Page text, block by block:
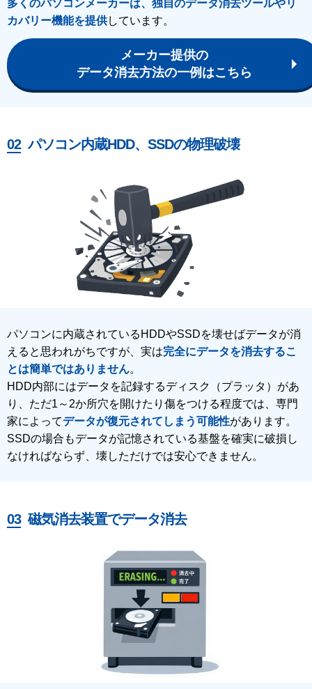
多くのパソコンメーカーは、独自のデータ消去ツールやリ
カバリー機能を提供しています。
メーカー提供の
データ消去方法の一例はこちら
パソコン内蔵HDD、SSDの物理破壊
パソコンに内蔵されているHDDやSSDを壊せばデータが消
えると思われがちですが、実は完全にデータを消去するこ
とは簡単ではありません。
HDD内部にはデータを記録するディスク（プラッタ）があ
り、ただ1～2か所穴を開けたり傷をつける程度では、専門
家によってデータが復元されてしまう可能性があります。
SSDの場合もデータが記憶されている基盤を確実に破損し
なければならず、壊しただけでは安心できません。
磁気消去装置でデータ消去